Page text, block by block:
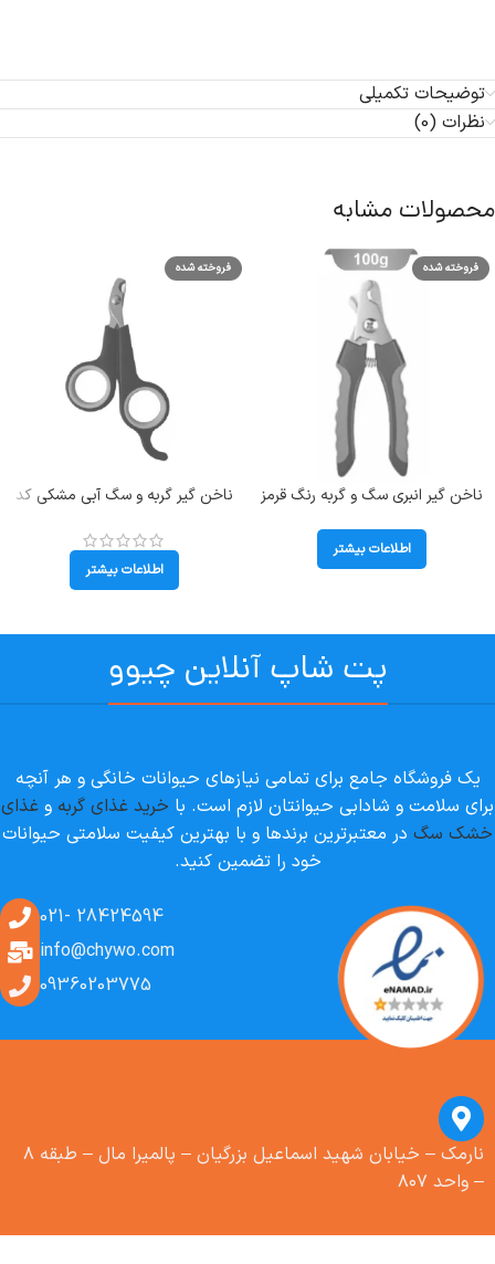
توضیحات تکمیلی
نظرات (0)
محصولات مشابه
فروخته شده
ناخن گیر انبری سگ و گربه رنگ قرمز
اطلاعات بیشتر
فروخته شده
ناخن گیر گربه و سگ آبی مشکی کد
اطلاعات بیشتر
پت شاپ آنلاین چیوو
یک فروشگاه جامع برای تمامی نیازهای حیوانات خانگی و هر آنچه
برای سلامت و شادابی حیوانتان لازم است. با خرید غذای گربه و غذای
خشک سگ در معتبرترین برندها و با بهترین کیفیت سلامتی حیوانات
خود را تضمین کنید.
28424594 -021
info@chywo.com
09360203775
نارمک – خیابان شهید اسماعیل بزرگیان – پالمیرا مال – طبقه ۸
– واحد ۸۰۷